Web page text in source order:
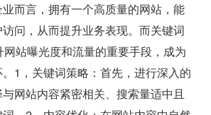
而言，拥有一个高质量的网站，能
问，从而提升业务表现。而关键词
站曝光度和流量的重要手段，成为
1，关键词策略：首先，进行深入的
网站内容紧密相关、搜索量适中且